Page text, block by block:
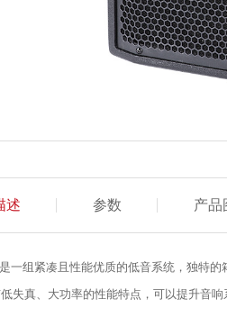
述 参数 产品
一组紧凑且性能优质的低音系统，独特
失真、大功率的性能特点，可以提升音